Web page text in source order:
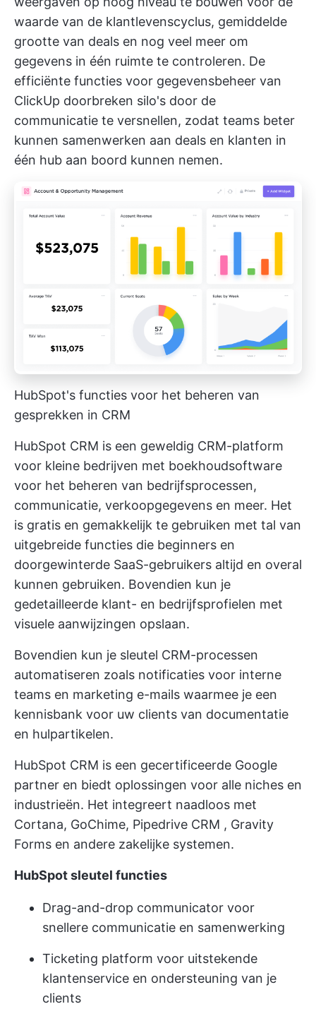
waarde van de klantlevenscyclus, gemiddelde
grootte van deals en nog veel meer om
gegevens in één ruimte te controleren. De
efficiënte functies voor gegevensbeheer van
ClickUp doorbreken silo's door de
communicatie te versnellen, zodat teams beter
kunnen samenwerken aan deals en klanten in
één hub aan boord kunnen nemen.
HubSpot's functies voor het beheren van
gesprekken in CRM
HubSpot CRM is een geweldig CRM-platform
voor kleine bedrijven met boekhoudsoftware
voor het beheren van bedrijfsprocessen,
communicatie, verkoopgegevens en meer. Het
is gratis en gemakkelijk te gebruiken met tal van
uitgebreide functies die beginners en
doorgewinterde SaaS-gebruikers altijd en overal
kunnen gebruiken. Bovendien kun je
gedetailleerde klant- en bedrijfsprofielen met
visuele aanwijzingen opslaan.
Bovendien kun je sleutel CRM-processen
automatiseren zoals notificaties voor interne
teams en marketing e-mails waarmee je een
kennisbank voor uw clients van documentatie
en hulpartikelen.
HubSpot CRM is een gecertificeerde Google
partner en biedt oplossingen voor alle niches en
industrieën. Het integreert naadloos met
Cortana, GoChime, Pipedrive CRM , Gravity
Forms en andere zakelijke systemen.
HubSpot sleutel functies
Drag-and-drop communicator voor
snellere communicatie en samenwerking
Ticketing platform voor uitstekende
klantenservice en ondersteuning van je
clients